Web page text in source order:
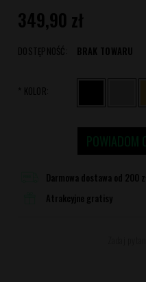
349,90 zł
DOSTĘPNOŚĆ: BRAK TOWARU
* KOLOR:
POWIADOM
Darmowa dostawa od 200
Atrakcyjne gratisy